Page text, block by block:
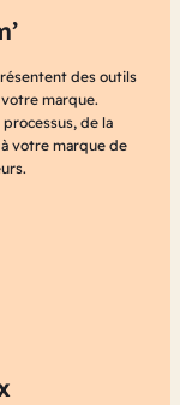
des outils
marque.
de la
votre marque de